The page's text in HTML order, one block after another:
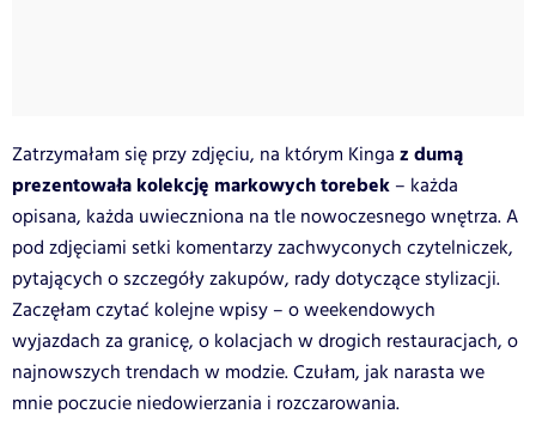
Zatrzymałam się przy zdjęciu, na którym Kinga z dumą
prezentowała kolekcję markowych torebek – każda
opisana, każda uwieczniona na tle nowoczesnego wnętrza. A
pod zdjęciami setki komentarzy zachwyconych czytelniczek,
pytających o szczegóły zakupów, rady dotyczące stylizacji.
Zaczęłam czytać kolejne wpisy – o weekendowych
wyjazdach za granicę, o kolacjach w drogich restauracjach, o
najnowszych trendach w modzie. Czułam, jak narasta we
mnie poczucie niedowierzania i rozczarowania.